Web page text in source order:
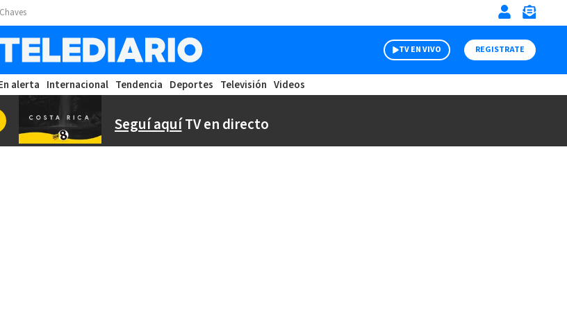
TV EN VIVO REGISTRATE
alerta Internacional Tendencia Deportes Televisión Videos
Seguí aquíTV en directo